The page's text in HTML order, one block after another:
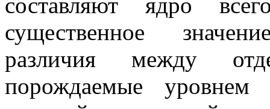
существенное
различия между
порождаемые уровнем